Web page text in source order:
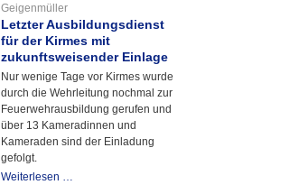
Geigenmüller
Letzter Ausbildungsdienst
für der Kirmes mit
zukunftsweisender Einlage
Nur wenige Tage vor Kirmes wurde
durch die Wehrleitung nochmal zur
Feuerwehrausbildung gerufen und
über 13 Kameradinnen und
Kameraden sind der Einladung
gefolgt.
Weiterlesen …